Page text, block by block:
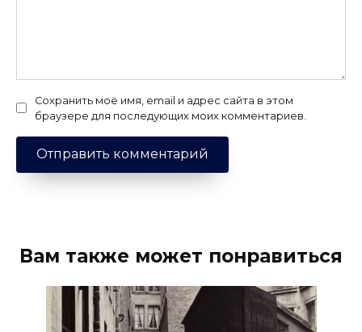
Сохранить моё имя, email и адрес сайта в этом
браузере для последующих моих комментариев.
Вам также может понравиться